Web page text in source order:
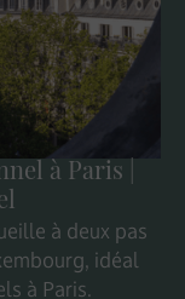
à Paris |
à deux pas
idéal
à Paris.